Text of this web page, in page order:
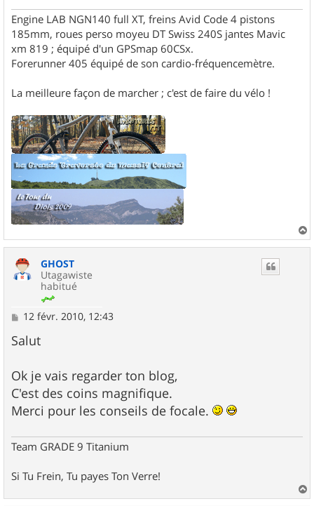
Engine LAB NGN140 full XT, freins Avid Code 4 pistons
185mm, roues perso moyeu DT Swiss 240S jantes Mavic
xm 819 ; équipé d'un GPSmap 60CSx.
Forerunner 405 équipé de son cardio-fréquencemètre.
La meilleure façon de marcher ; c'est de faire du vélo !
a
GHOST
Utagawiste
habitué
M
s
s
g
e
12 févr. 2010, 12:43
Salut
Ok je vais regarder ton blog,
C'est des coins magnifique.
Merci pour les conseils de focale.
Team GRADE 9 Titanium
Si Tu Frein, Tu payes Ton Verre!
a